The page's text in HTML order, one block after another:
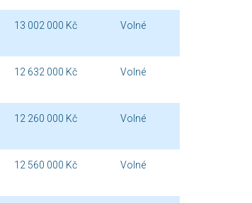
13 002 000 Kč Volné
12 632 000 Kč Volné
12 260 000 Kč Volné
12 560 000 Kč Volné